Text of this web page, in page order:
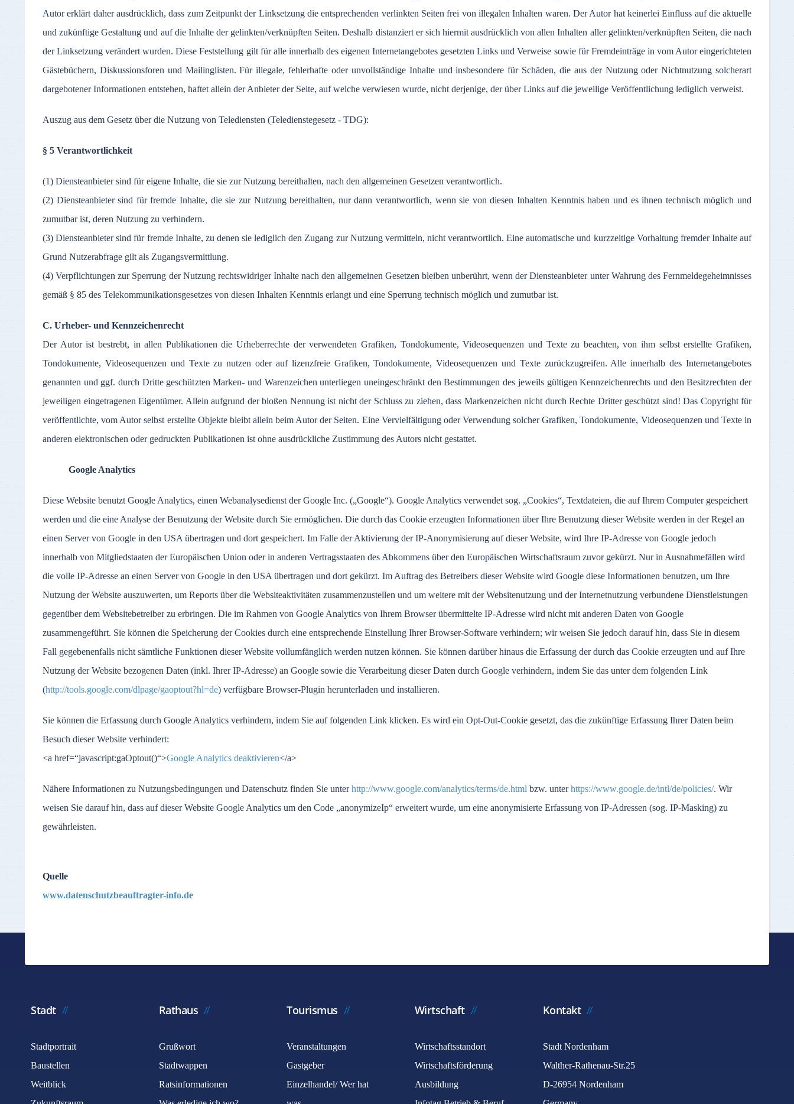
Autor erklärt daher ausdrücklich,dass zum Zeitpunkt der Linksetzungdieentsprechenden verlinkten Seiten frei von illegalen Inhalten waren. Der Autorhat keinerlei Einfluss aufdieaktuelle
undzukünftige Gestaltung und aufdie Inhalte der gelinkten/verknüpften Seiten.Deshalb distanziert er sich hiermit ausdrücklich vonallen Inhalten aller gelinkten/verknüpften Seiten, dienach
der Linksetzung verändert wurden.Diese Feststellung gilt für alle innerhalbdeseigenen Internetangebotes gesetzten Links undVerweise sowie für Fremdeinträgein vom Autor eingerichteten
Gästebüchern, Diskussionsforen und Mailinglisten.Für illegale,fehlerhafte oder unvollständige Inhalteundinsbesondere für Schäden, die aus der Nutzung oder Nichtnutzung solcherart
dargebotener Informationen entstehen, haftet allein der Anbieter der Seite, auf welche verwiesen wurde, nicht derjenige, der überLinks aufdie jeweilige Veröffentlichung lediglich verweist.
Auszug aus dem Gesetz über die Nutzung von Telediensten (Teledienstegesetz - TDG):
§ 5 Verantwortlichkeit
(1) Diensteanbieter sind für eigene Inhalte, die sie zur Nutzung bereithalten, nach den allgemeinen Gesetzen verantwortlich.
(2) Diensteanbieter sind für fremde Inhalte, die sie zur Nutzung bereithalten, nur dann verantwortlich, wenn sie von diesen Inhalten Kenntnis haben und es ihnen technisch möglich und
zumutbar ist, deren Nutzung zu verhindern.
(3) Diensteanbieter sind für fremde Inhalte, zu denen sie lediglich den Zugang zur Nutzung vermitteln, nicht verantwortlich. Eine automatische und kurzzeitige Vorhaltung fremder Inhalte auf
Grund Nutzerabfrage gilt als Zugangsvermittlung.
(4) Verpflichtungen zur Sperrung der Nutzung rechtswidriger Inhalte nach den allgemeinen Gesetzen bleiben unberührt, wenn der Diensteanbieter unter Wahrung des Fernmeldegeheimnisses
gemäß § 85 des Telekommunikationsgesetzes von diesen Inhalten Kenntnis erlangt und eine Sperrung technisch möglich und zumutbar ist.
C. Urheber- und Kennzeichenrecht
Der Autor ist bestrebt, in allen Publikationen die Urheberrechte der verwendeten Grafiken, Tondokumente, Videosequenzen und Texte zu beachten, von ihm selbst erstellte Grafiken,
Tondokumente, Videosequenzen und Texte zu nutzen oder auf lizenzfreie Grafiken, Tondokumente, Videosequenzen und Texte zurückzugreifen. Alle innerhalb des Internetangebotes
genannten und ggf. durch Dritte geschützten Marken- und Warenzeichen unterliegen uneingeschränkt den Bestimmungen des jeweils gültigen Kennzeichenrechts und den Besitzrechten der
jeweiligen eingetragenen Eigentümer. Allein aufgrund der bloßen Nennung ist nicht der Schluss zu ziehen, dass Markenzeichen nicht durch Rechte Dritter geschützt sind! Das Copyright für
veröffentlichte, vom Autor selbst erstellte Objekte bleibt allein beim Autor der Seiten. Eine Vervielfältigung oder Verwendung solcher Grafiken, Tondokumente, Videosequenzen und Texte in
anderen elektronischen oder gedruckten Publikationen ist ohne ausdrückliche Zustimmung des Autors nicht gestattet.
Google Analytics
Diese Website benutzt Google Analytics, einen Webanalysedienst der Google Inc. („Google“). Google Analytics verwendet sog. „Cookies“, Textdateien, die auf Ihrem Computer gespeichert
werden und die eine Analyse der Benutzung der Website durch Sie ermöglichen. Die durch das Cookie erzeugten Informationen über Ihre Benutzung dieser Website werden in der Regel an
einen Server von Google in den USA übertragen und dort gespeichert. Im Falle der Aktivierung der IP-Anonymisierung auf dieser Website, wird Ihre IP-Adresse von Google jedoch
innerhalb von Mitgliedstaaten der Europäischen Union oder in anderen Vertragsstaaten des Abkommens über den Europäischen Wirtschaftsraum zuvor gekürzt. Nur in Ausnahmefällen wird
die volle IP-Adresse an einen Server von Google in den USA übertragen und dort gekürzt. Im Auftrag des Betreibers dieser Website wird Google diese Informationen benutzen, um Ihre
Nutzung der Website auszuwerten, um Reports über die Websiteaktivitäten zusammenzustellen und um weitere mit der Websitenutzung und der Internetnutzung verbundene Dienstleistungen
gegenüber dem Websitebetreiber zu erbringen. Die im Rahmen von Google Analytics von Ihrem Browser übermittelte IP-Adresse wird nicht mit anderen Daten von Google
zusammengeführt. Sie können die Speicherung der Cookies durch eine entsprechende Einstellung Ihrer Browser-Software verhindern; wir weisen Sie jedoch darauf hin, dass Sie in diesem
Fall gegebenenfalls nicht sämtliche Funktionen dieser Website vollumfänglich werden nutzen können. Sie können darüber hinaus die Erfassung der durch das Cookie erzeugten und auf Ihre
Nutzung der Website bezogenen Daten (inkl. Ihrer IP-Adresse) an Google sowie die Verarbeitung dieser Daten durch Google verhindern, indem Sie das unter dem folgenden Link
(http://tools.google.com/dlpage/gaoptout?hl=de) verfügbare Browser-Plugin herunterladen und installieren.
Sie können die Erfassung durch Google Analytics verhindern, indem Sie auf folgenden Link klicken. Es wird ein Opt-Out-Cookie gesetzt, das die zukünftige Erfassung Ihrer Daten beim
Besuch dieser Website verhindert:
<a href=“javascript:gaOptout()“>Google Analytics deaktivieren</a>
Nähere Informationen zu Nutzungsbedingungen und Datenschutz finden Sie unterhttp://www.google.com/analytics/terms/de.html bzw. unterhttps://www.google.de/intl/de/policies/. Wir
weisen Sie darauf hin, dass auf dieser Website Google Analytics um den Code „anonymizeIp“ erweitert wurde, um eine anonymisierte Erfassung von IP-Adressen (sog. IP-Masking) zu
gewährleisten.
Quelle
www.datenschutzbeauftragter-info.de
Stadt
Stadtportrait
Baustellen
Weitblick
Rathaus
Grußwort
Stadtwappen
Ratsinformationen
Tourismus
Veranstaltungen
Gastgeber
Einzelhandel/ Wer hat
Wirtschaft
Wirtschaftsstandort
Wirtschaftsförderung
Ausbildung
Kontakt
Stadt Nordenham
Walther-Rathenau-Str.25
D-26954 Nordenham